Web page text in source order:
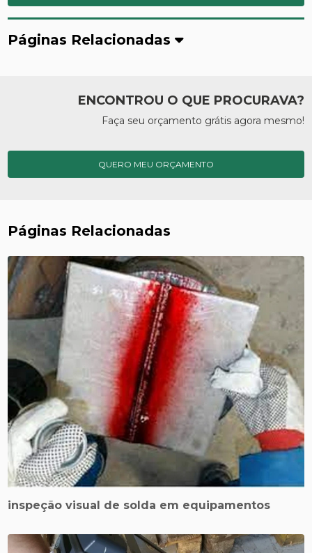
Páginas Relacionadas
ENCONTROU O QUE PROCURAVA?
Faça seu orçamento grátis agora mesmo!
QUERO MEU ORÇAMENTO
Páginas Relacionadas
inspeção visual de solda em equipamentos